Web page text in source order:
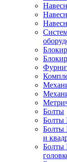
Болты
Болты
Болты
и
Болты